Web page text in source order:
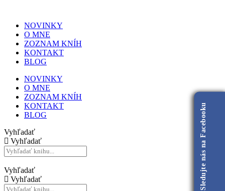
NOVINKY
O MNE
ZOZNAM KNÍH
KONTAKT
BLOG
NOVINKY
O MNE
ZOZNAM KNÍH
KONTAKT
BLOG
Vyhľadať
Vyhľadať
Vyhľadať
Vyhľadať
Sledujte nás na Facebooku